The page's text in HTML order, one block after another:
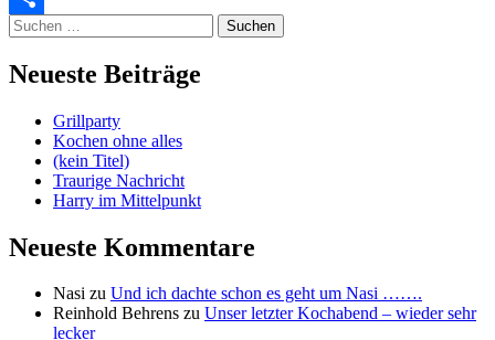
Teilen
Suchen
nach:
Neueste Beiträge
Grillparty
Kochen ohne alles
(kein Titel)
Traurige Nachricht
Harry im Mittelpunkt
Neueste Kommentare
Nasi zu Und ich dachte schon es geht um Nasi …….
Reinhold Behrens zu Unser letzter Kochabend – wieder sehr
lecker